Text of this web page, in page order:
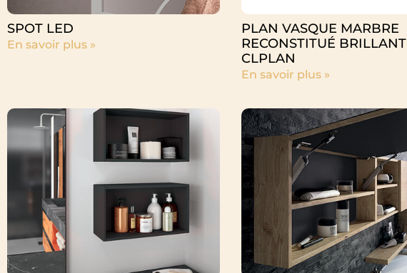
SPOT LED
En savoir plus »
PLAN VASQUE MARBRE
RECONSTITUÉ BRILLANT
CLPLAN
En savoir plus »